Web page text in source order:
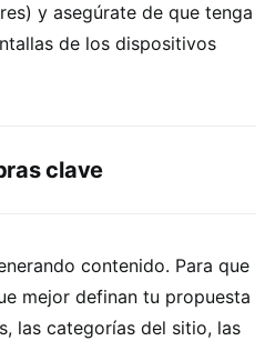
y asegúrate de que tenga
de los dispositivos
clave
contenido. Para que
mejor definan tu propuesta
las categorías del sitio, las